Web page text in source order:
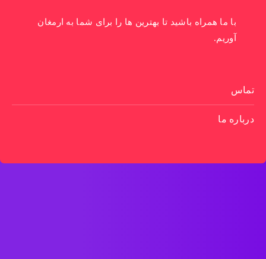
با ما همراه باشید تا بهترین ها را برای شما به ارمغان
آوریم.
تماس
درباره ما